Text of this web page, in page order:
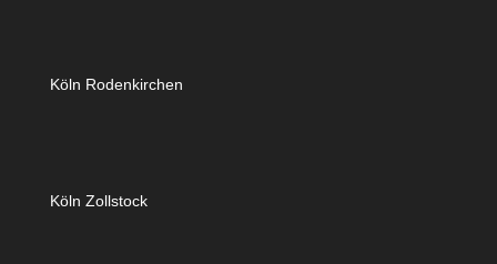
Köln Rodenkirchen
Köln Zollstock